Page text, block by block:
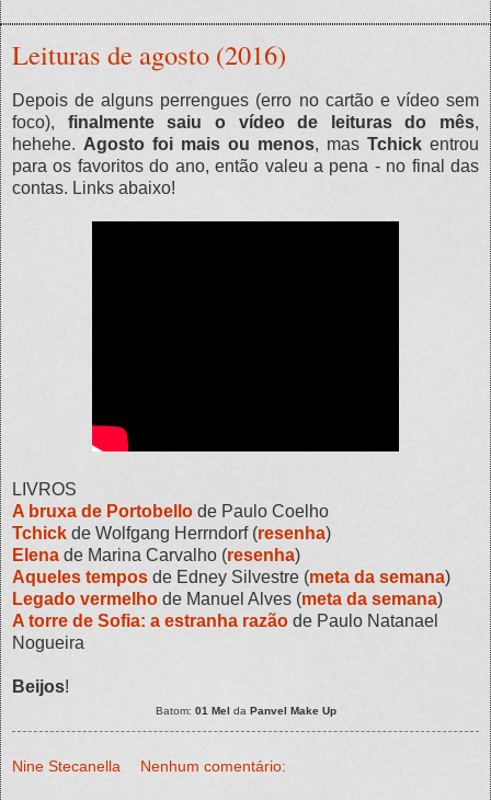
Leituras de agosto (2016)
Depois de alguns perrengues (erro no cartão e vídeo sem
foco), finalmente saiu o vídeo de leituras do mês,
hehehe. Agosto foi mais ou menos, mas Tchick entrou
para os favoritos do ano, então valeu a pena - no final das
contas. Links abaixo!
LIVROS
A bruxa de Portobello de Paulo Coelho
Tchick de Wolfgang Herrndorf (resenha)
Elena de Marina Carvalho (resenha)
Aqueles tempos de Edney Silvestre (meta da semana)
Legado vermelho de Manuel Alves (meta da semana)
A torre de Sofia: a estranha razão de Paulo Natanael
Nogueira
Beijos!
Batom: 01 Mel da Panvel Make Up
Nine Stecanella Nenhum comentário: